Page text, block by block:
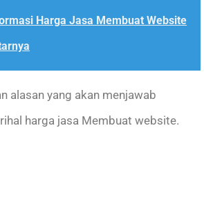
Harga Jasa Membuat Website
alasan yang akan menjawab
harga jasa Membuat website.